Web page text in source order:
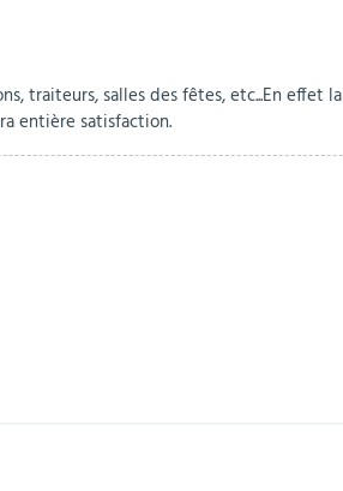
traiteurs, salles des fêtes, etc...En effet la
entière satisfaction.